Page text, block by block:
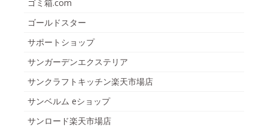
ゴミ箱.com
ゴールドスター
サポートショップ
サンガーデンエクステリア
サンクラフトキッチン楽天市場店
サンベルム eショップ
サンロード楽天市場店